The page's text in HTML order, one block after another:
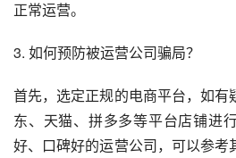
正常运营。
3. 如何预防被运营公司骗局？
首先，选定正规的电商平台，如有
东、天猫、拼多多等平台店铺进
好、口碑好的运营公司，可以参考